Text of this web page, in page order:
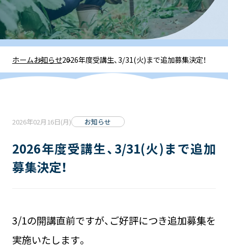
ホームお知らせ2026年度受講生、3/31(火)まで追加募集決定！
2026年02月16日(月) お知らせ
2026年度受講生、3/31(火)まで追加
募集決定！
3/1の開講直前ですが、ご好評につき追加募集を
実施いたします。